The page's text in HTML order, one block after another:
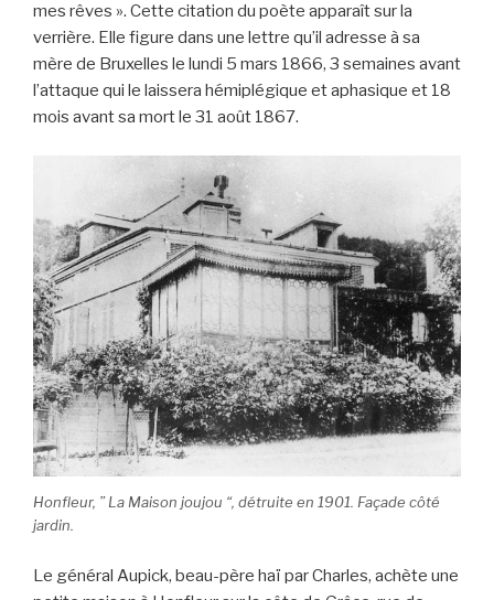
mes rêves ». Cette citation du poète apparaît sur la
verrière. Elle figure dans une lettre qu’il adresse à sa
mère de Bruxelles le lundi 5 mars 1866, 3 semaines avant
l’attaque qui le laissera hémiplégique et aphasique et 18
mois avant sa mort le 31 août 1867.
Honfleur, ” La Maison joujou “, détruite en 1901. Façade côté
jardin.
Le général Aupick, beau-père haï par Charles, achète une